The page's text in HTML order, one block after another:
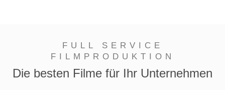
FULL SERVICE
FILMPRODUKTION
Die besten Filme für Ihr Unternehmen